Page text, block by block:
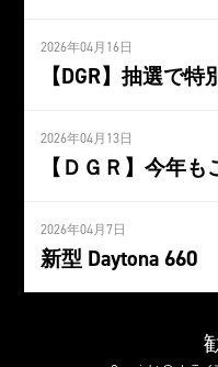
2026年04月16日
【DGR】抽選で
2026年04月13日
【ＤＧＲ】今年
2026年04月7日
新型 Daytona 660